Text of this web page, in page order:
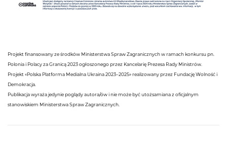
Projekt finansowany ze środków Ministerstwa Spraw Zagranicznych w ramach konkursu pn.
Polonia i Polacy za Granicą 2023 ogłoszonego przez Kancelarię Prezesa Rady Ministrów.
Projekt «Polska Platforma Medialna Ukraina 2023–2025» realizowany przez Fundację Wolność i
Demokracja.
Publikacja wyraża jedynie poglądy autora/ów i nie może być utożsamiana z oficjalnym
stanowiskiem Ministerstwa Spraw Zagranicznych.